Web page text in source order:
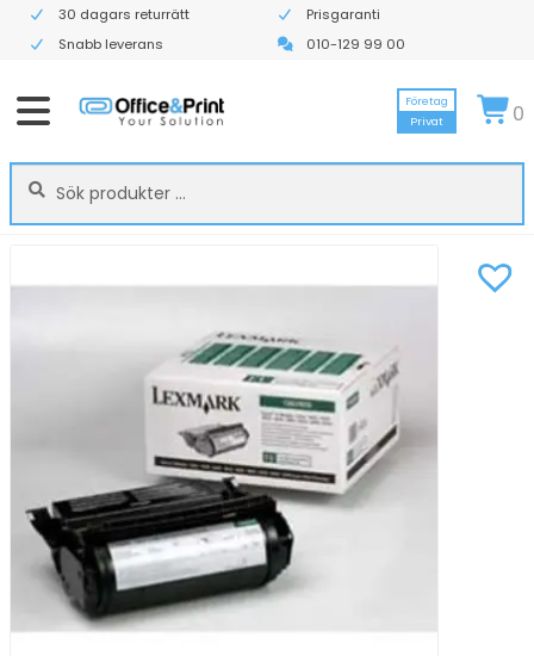
30 dagars returrätt
Prisgaranti
Snabb leverans
010-129 99 00
Sök
efter:
Sök
Företag
Privat
0